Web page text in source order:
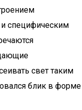
и специфическим
свет таким
блик в форме